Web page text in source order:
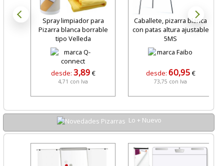
Spray limpiador para
Pizarra blanca borrable
tipo Velleda
desde: 3,89 €
4,71 con Iva
Caballete, pizarra blanca
con patas altura ajustable
5MS
desde: 60,95 €
73,75 con Iva
Lo + Nuevo